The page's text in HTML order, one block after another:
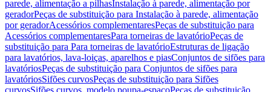
parede, alimentação a pilhasInstalação à parede, alimentação por
geradorPeças de substituição para Instalação à parede, alimentação
por geradorAcessórios complementaresPeças de substituição para
Acessórios complementaresPara torneiras de lavatórioPeças de
substituição para Para torneiras de lavatórioEstruturas de ligação
para lavatórios, lava-loiças, aparelhos e piasConjuntos de sifões para
lavatóriosPeças de substituição para Conjuntos de sifões para
lavatóriosSifões curvosPeças de substituição para Sifões
curvosSifões curvos, modelo poupa-espaçoPeças de substituição